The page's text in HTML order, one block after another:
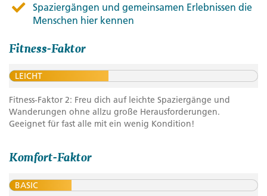
Spaziergängen und gemeinsamen Erlebnissen die
Menschen hier kennen
Fitness-Faktor
LEICHT
Fitness-Faktor 2: Freu dich auf leichte Spaziergänge und
Wanderungen ohne allzu große Herausforderungen.
Geeignet für fast alle mit ein wenig Kondition!
Komfort-Faktor
BASIC